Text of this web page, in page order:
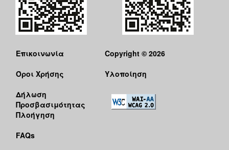
Επικοινωνία
Όροι Χρήσης
Δήλωση
Προσβασιμότητας
Πλοήγηση
FAQs
Copyright © 2026
Υλοποίηση